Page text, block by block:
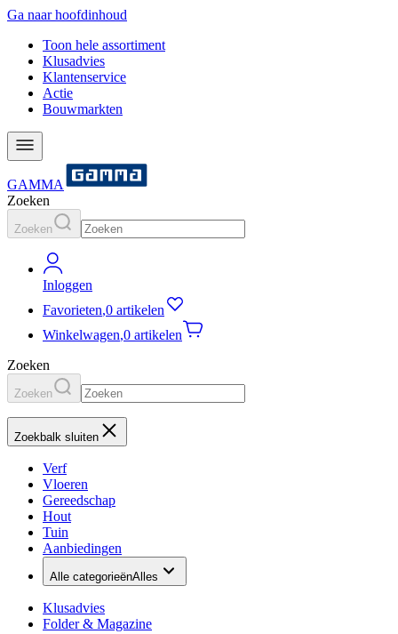
Ga naar hoofdinhoud
Toon hele assortiment
Klusadvies
Klantenservice
Actie
Bouwmarkten
GAMMA
Zoeken
Zoeken
Inloggen
Favorieten,0 artikelen
Winkelwagen,0 artikelen
Zoeken
Zoeken
Zoekbalk sluiten
Verf
Vloeren
Gereedschap
Hout
Tuin
Aanbiedingen
Alle categorieënAlles
Klusadvies
Folder & Magazine